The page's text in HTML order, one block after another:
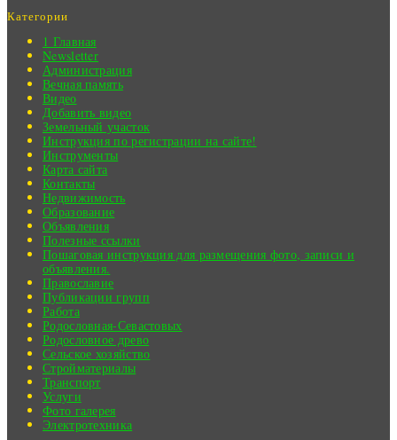
Категории
1 Главная
Newsletter
Администрация
Вечная память
Видео
Добавить видео
Земельный участок
Инструкция по регистрации на сайте!
Инструменты
Карта сайта
Контакты
Недвижимость
Образование
Объявления
Полезные ссылки
Пошаговая инструкция для размещения фото, записи и
объявления.
Православие
Публикации групп
Работа
Родословная-Севастовых
Родословное древо
Сельское хозяйство
Стройматериалы
Транспорт
Услуги
Фото галерея
Электротехника